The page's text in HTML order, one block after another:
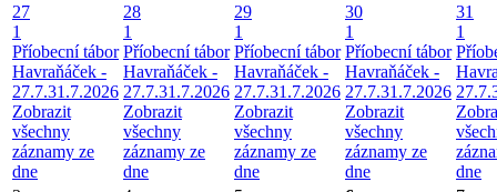
27
1
Příobecní tábor
Havraňáček -
27.7.31.7.2026
Zobrazit
všechny
záznamy ze
dne
28
1
Příobecní tábor
Havraňáček -
27.7.31.7.2026
Zobrazit
všechny
záznamy ze
dne
29
1
Příobecní tábor
Havraňáček -
27.7.31.7.2026
Zobrazit
všechny
záznamy ze
dne
30
1
Příobecní tábor
Havraňáček -
27.7.31.7.2026
Zobrazit
všechny
záznamy ze
dne
31
1
dne